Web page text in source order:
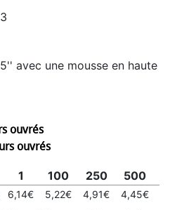
avec une mousse en haute
ouvrés
ouvrés
1 100 250 500
6,14€ 5,22€ 4,91€ 4,45€